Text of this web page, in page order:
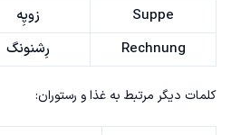
Suppe
زوپِه
Rechnung
رِشنونگ
کلمات دیگر مرتبط به غذا و رستوران: